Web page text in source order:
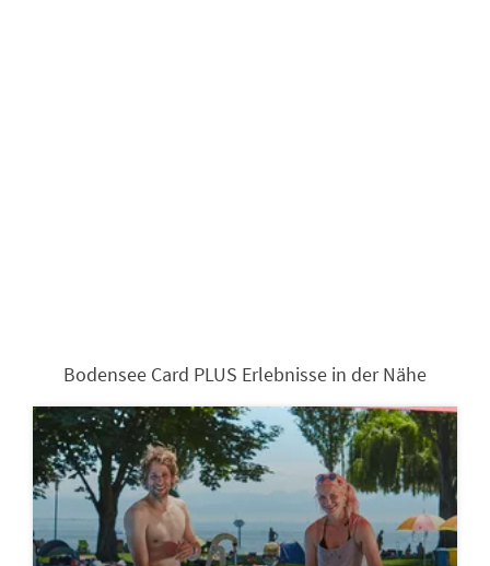
Bodensee Card PLUS Erlebnisse in der Nähe